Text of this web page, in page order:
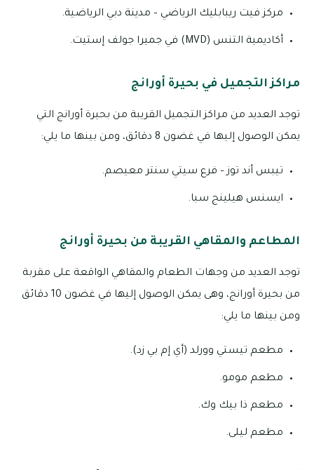
مركز فيت ريبابليك الرياضي – مدينة دبي الرياضية.
أكاديمية التنس (MVD) في جميرا جولف إستيت.
مراكز التجميل في بحيرة أورانج
توجد العديد من مراكز التجميل القريبة من بحيرة أورانج التي
يمكن الوصول إليها في غضون 8 دقائق، ومن بينها ما يلي:
تيبس أند توز – فرع سيتي سنتر معيصم.
ايسنس هيلينج سبا.
المطاعم والمقاهي القريبة من بحيرة أورانج
توجد العديد من وجهات الطعام والمقاهي الواقعة على مقربة
من بحيرة أورانج، وهى يمكن الوصول إليها في غضون 10 دقائق
ومن بينها ما يلي:
مطعم تيستي وورلد (أي إم بي زد).
مطعم مومو.
مطعم ذا بيك وك.
مطعم ليلى.